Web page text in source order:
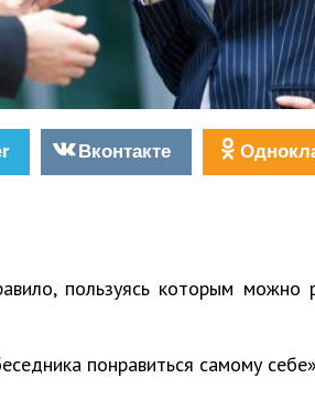
Вконтакте
пользуясь которым можно
понравиться самому